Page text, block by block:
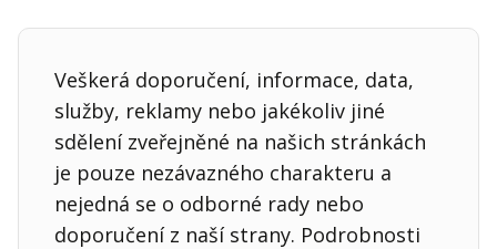
Veškerá doporučení, informace, data,
služby, reklamy nebo jakékoliv jiné
sdělení zveřejněné na našich stránkách
je pouze nezávazného charakteru a
nejedná se o odborné rady nebo
doporučení z naší strany. Podrobnosti